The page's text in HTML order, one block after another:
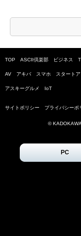
TOP ASCII倶楽部 ビジネス
AV アキバ スマホ スタート
アスキーグルメ IoT
サイトポリシー プライバシーポ
©
PC